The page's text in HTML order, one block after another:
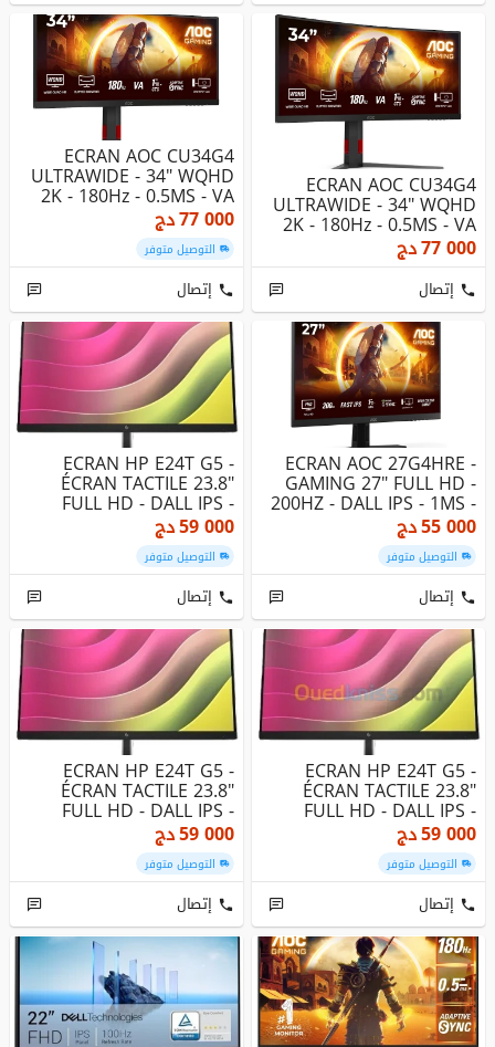
ECRAN AOC CU34G4
ULTRAWIDE - 34" WQHD
2K - 180Hz - 0.5MS - VA
1500R - ...
77 000دج
إتصال
ECRAN AOC CU34G4
ULTRAWIDE - 34" WQHD
2K - 180Hz - 0.5MS - VA
1500R - ...
77 000دج
التوصيل متوفر
إتصال
ECRAN AOC 27G4HRE -
GAMING 27" FULL HD -
200HZ - DALL IPS - 1MS -
G-SY...
55 000دج
التوصيل متوفر
إتصال
ECRAN HP E24T G5 -
ÉCRAN TACTILE 23.8"
FULL HD - DALL IPS -
75HZ - 5 M...
59 000دج
التوصيل متوفر
إتصال
ECRAN HP E24T G5 -
ÉCRAN TACTILE 23.8"
FULL HD - DALL IPS -
75HZ - 5 M...
59 000دج
التوصيل متوفر
إتصال
ECRAN HP E24T G5 -
ÉCRAN TACTILE 23.8"
FULL HD - DALL IPS -
75HZ - 5 M...
59 000دج
التوصيل متوفر
إتصال